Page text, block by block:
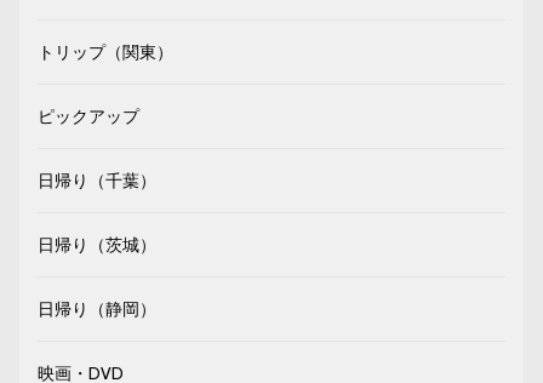
トリップ（関東）
ピックアップ
日帰り（千葉）
日帰り（茨城）
日帰り（静岡）
映画・DVD